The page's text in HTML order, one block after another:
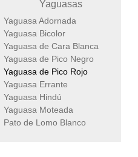
Yaguasas
Yaguasa Adornada
Yaguasa Bicolor
Yaguasa de Cara Blanca
Yaguasa de Pico Negro
Yaguasa de Pico Rojo
Yaguasa Errante
Yaguasa Hindú
Yaguasa Moteada
Pato de Lomo Blanco